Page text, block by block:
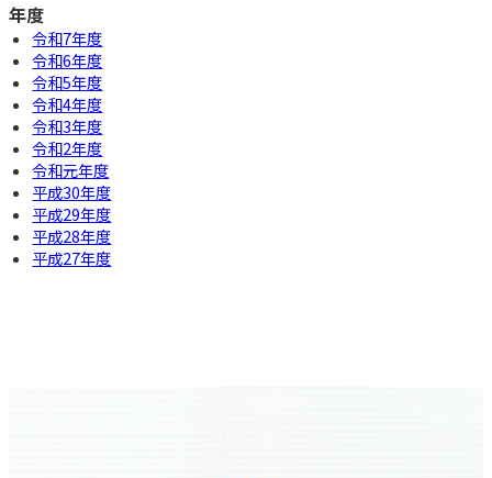
年度
令和7年度
令和6年度
令和5年度
令和4年度
令和3年度
令和2年度
令和元年度
平成30年度
平成29年度
平成28年度
平成27年度